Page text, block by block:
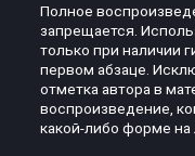
Полное
запрещается.
только при наличии
первом абзаце.
отметка автора в
воспроизведение,
какой-либо форме на